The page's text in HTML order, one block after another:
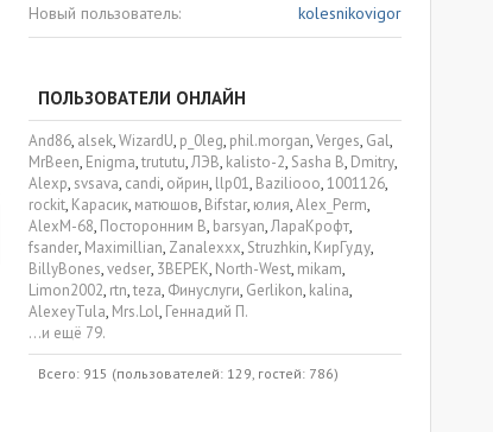
Новый пользователь
kolesnikovigor
ПОЛЬЗОВАТЕЛИ ОНЛАЙН
And86 alsek WizardU p_0leg phil.morgan Verges Gal
MrBeen Enigma trututu ЛЭВ kalisto-2 Sasha B Dmitry
Alexp svsava candi ойрин llp01 Baziliooo 1001126
rockit Карасик матюшов Bifstar юлия Alex_Perm
AlexM-68 Посторонним В barsyan ЛараКрофт
fsander Maximillian Zanalexxx Struzhkin КирГуду
BillyBones vedser 3BEPEK North-West mikam
Limon2002 rtn teza Финуслуги Gerlikon kalina
AlexeyTula Mrs.Lol Геннадий П.
...и ещё 79.
Всего: 915 (пользователей: 129, гостей: 786)